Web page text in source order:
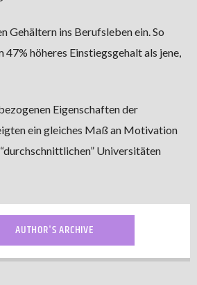
Gehältern ins Berufsleben ein. So
höheres Einstiegsgehalt als jene,
Eigenschaften der
ein gleiches Maß an Motivation
Universitäten
AUTHOR'S ARCHIVE